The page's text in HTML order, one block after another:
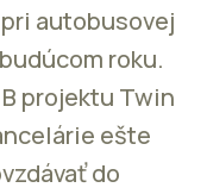
autobusovej
roku.
projektu Twin
ešte
do